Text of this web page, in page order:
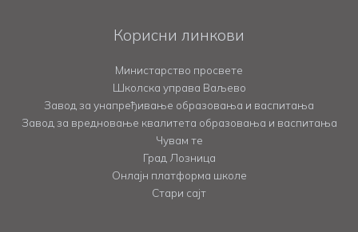
Корисни линкови
Министарство просвете
Школска управа Ваљево
Завод за унапређивање образовања и васпитања
Завод за вредновање квалитета образовања и васпитања
Чувам те
Град Лозница
Онлајн платформа школе
Стари сајт